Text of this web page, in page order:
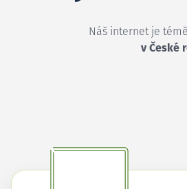
Náš internet je
v České